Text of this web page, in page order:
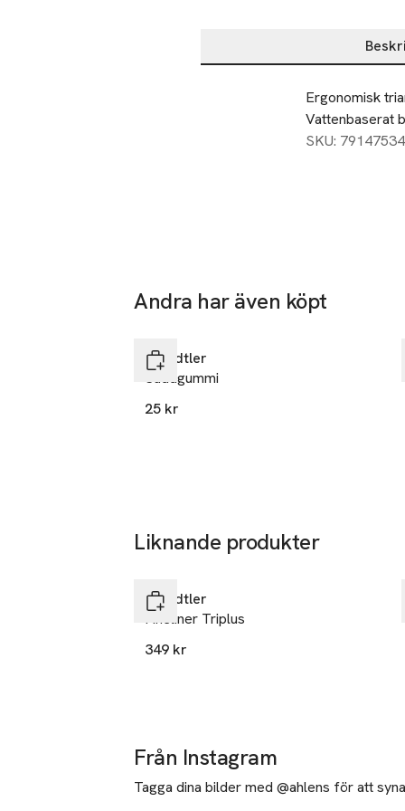
Beskrivning
Ergonomisk
Vattenbaserat
SKU: 79147534
Andra har även köpt
Staedtler
Suddgummi
25 kr
Liknande produkter
Staedtler
Fineliner Triplus
349 kr
Från Instagram
Tagga dina bilder med @ahlens för att